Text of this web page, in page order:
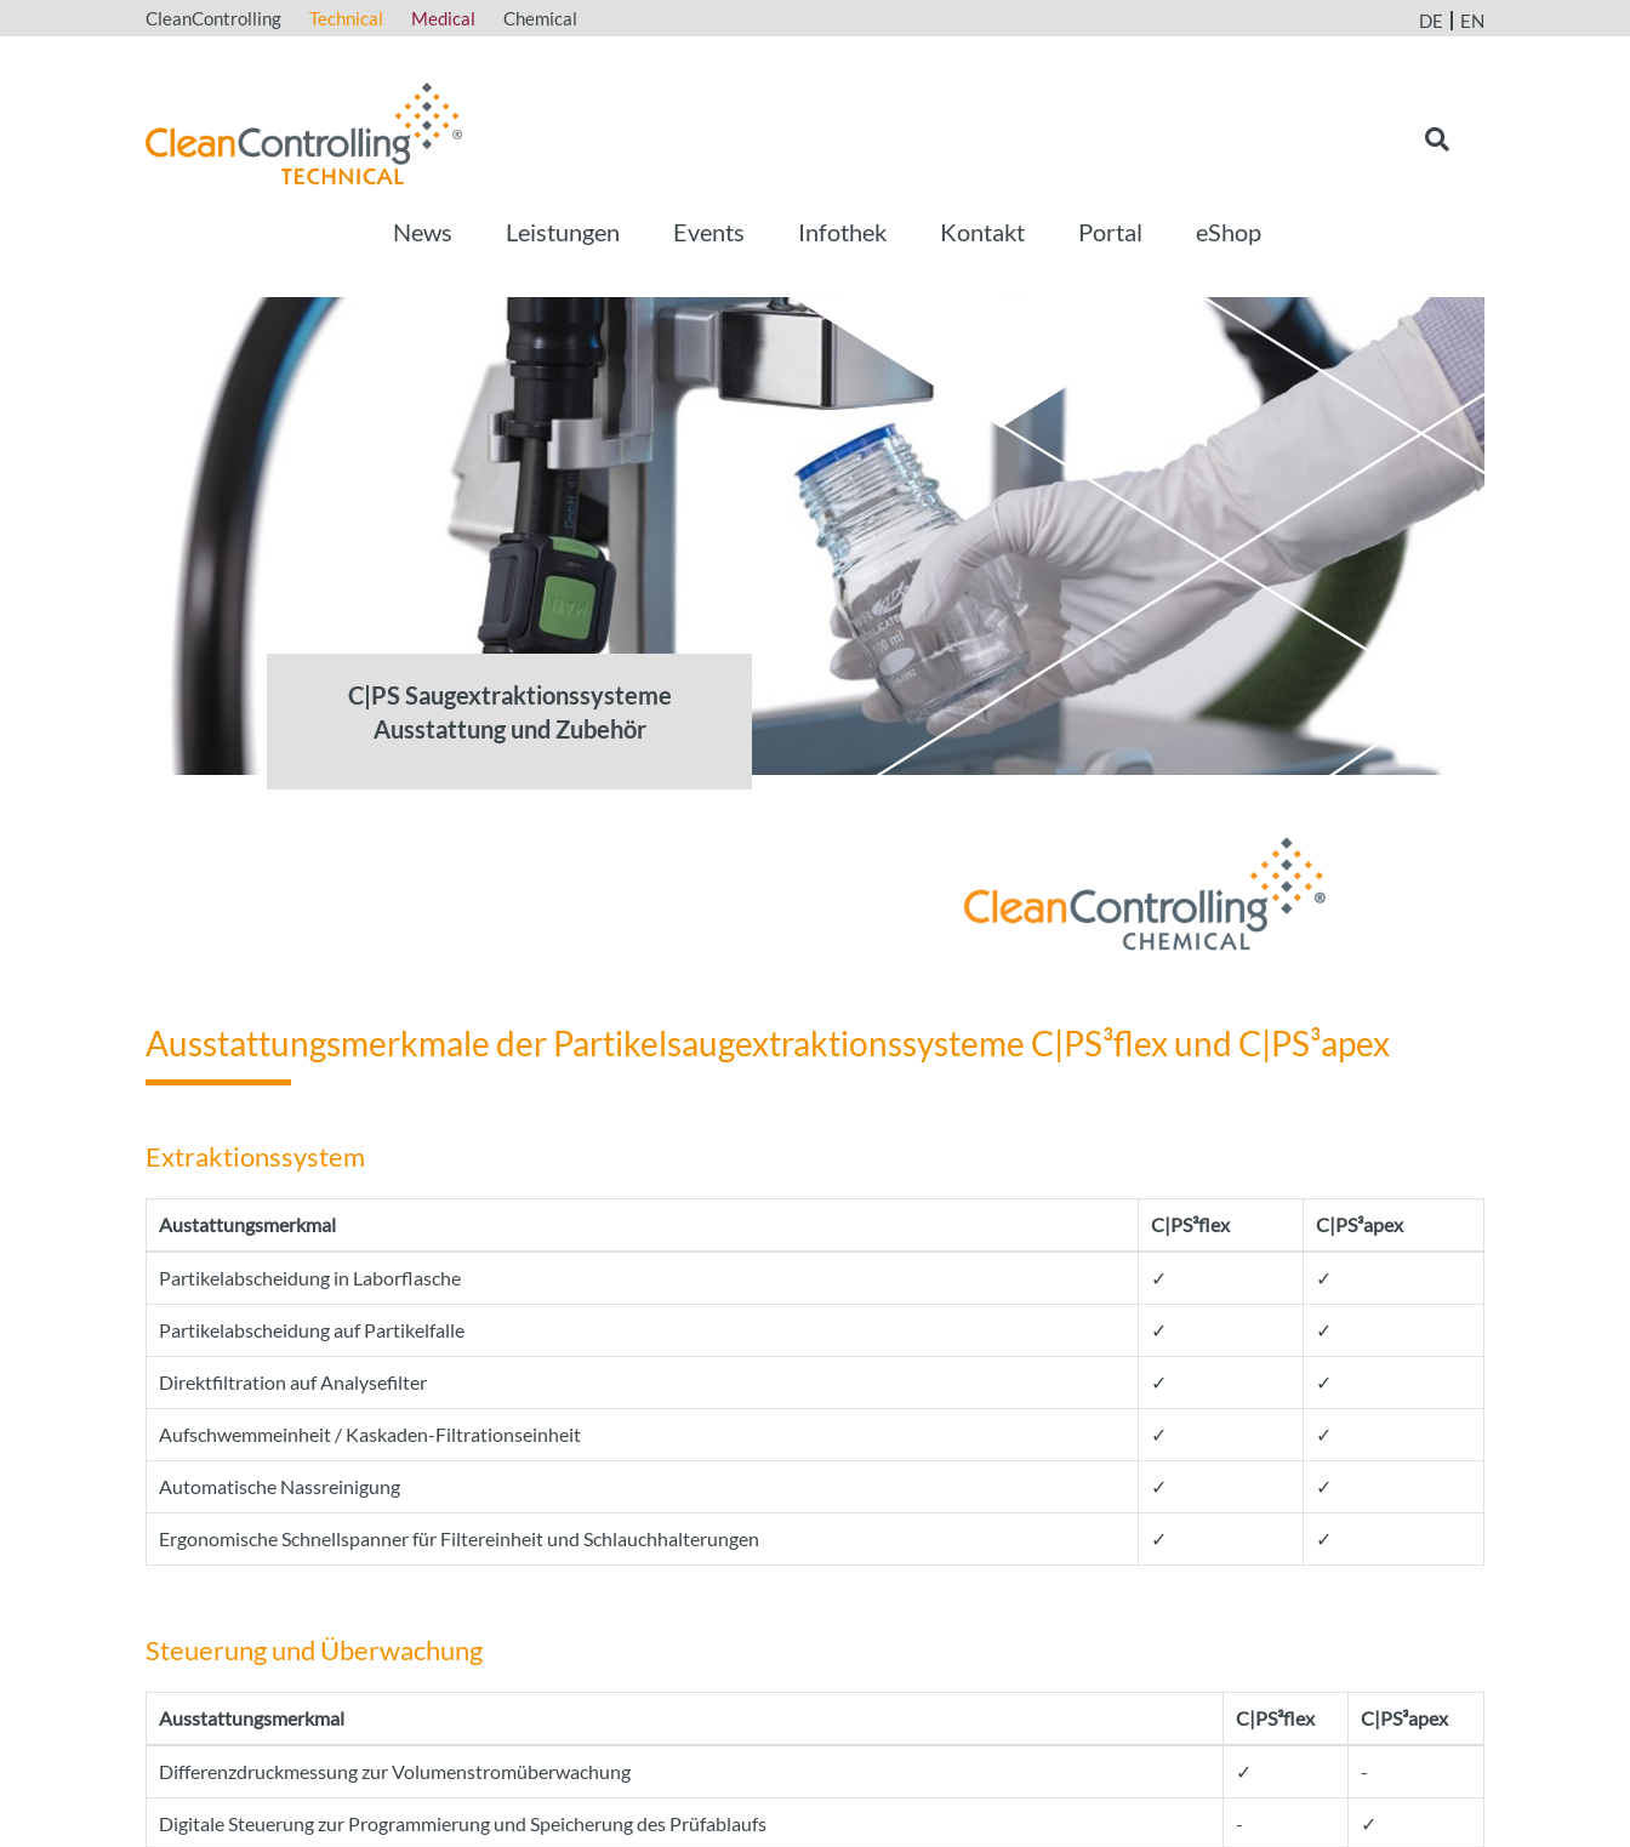
CleanControlling Technical Medical Chemical DE EN
News Leistungen Events Infothek Kontakt Portal eShop
C|PS Saugextraktionssysteme
Ausstattung und Zubehör
Ausstattungsmerkmale der Partikelsaugextraktionssysteme C|PS³flex und C|PS³apex
Extraktionssystem
Austattungsmerkmal C|PS³flex C|PS³apex
Partikelabscheidung in Laborflasche ✓ ✓
Partikelabscheidung auf Partikelfalle ✓ ✓
Direktfiltration auf Analysefilter ✓ ✓
Aufschwemmeinheit / Kaskaden-Filtrationseinheit ✓ ✓
Automatische Nassreinigung ✓ ✓
Ergonomische Schnellspanner für Filtereinheit und Schlauchhalterungen ✓ ✓
Steuerung und Überwachung
Ausstattungsmerkmal C|PS³flex C|PS³apex
Differenzdruckmessung zur Volumenstromüberwachung ✓ -
Digitale Steuerung zur Programmierung und Speicherung des Prüfablaufs - ✓